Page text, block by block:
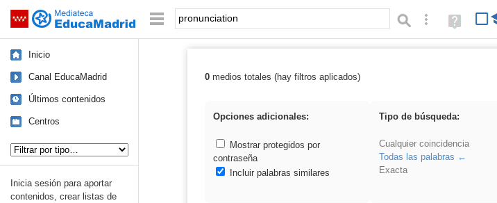
Saltar navegación Palabra o frase: Búsqueda avanzada
Ayuda
(en
Inicio
Canal EducaMadrid
Últimos contenidos
Centros
Inicia sesión para aportar
contenidos, crear listas de
Resultados de: pronunciation
0medios totales (hay filtros aplicados)
Opciones adicionales:
Mostrar protegidos por
contraseña
Incluir palabras similares
Tipo de búsqueda:
Cualquier coincidencia
Todas las palabras
Exacta